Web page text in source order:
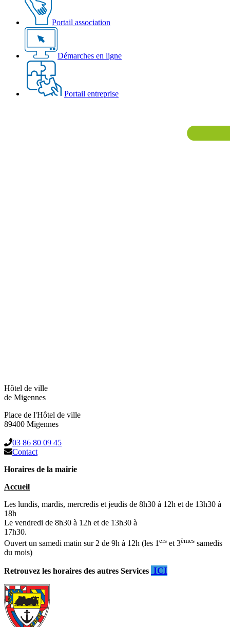
Portail association
Démarches en ligne
Portail entreprise
Hôtel de ville
de Migennes
Place de l'Hôtel de ville
89400 Migennes
03 86 80 09 45
Contact
Horaires de la mairie
Accueil
Les lundis, mardis, mercredis et jeudis de 8h30 à 12h et de 13h30 à
18h
Le vendredi de 8h30 à 12h et de 13h30 à
17h30.
Ouvert un samedi matin sur 2 de 9h à 12h (les 1 ers et 3èmes samedis
du mois)
Retrouvez les horaires des autres Services ICI